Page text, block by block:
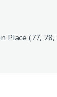
Place (77, 78,